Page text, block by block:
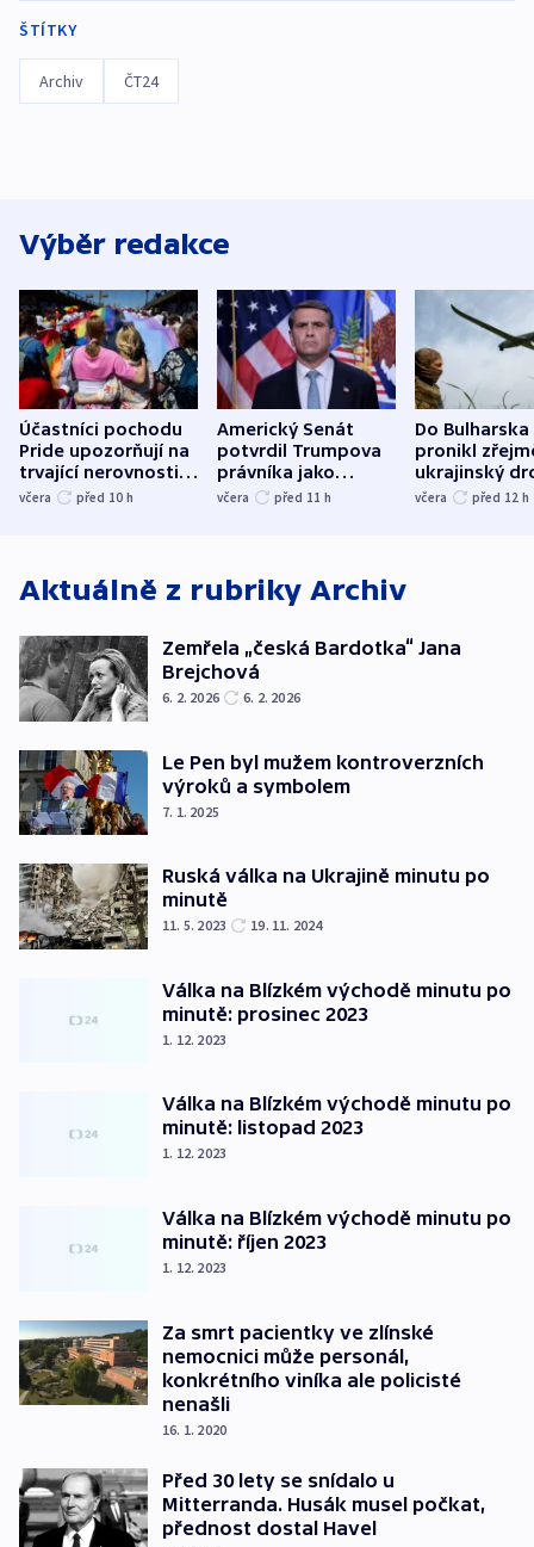
ŠTÍTKY
Archiv ČT24
Výběr redakce
Účastníci pochodu
Pride upozorňují na
trvající nerovnosti i
společenskou
včera před 10 h
Americký Senát
potvrdil Trumpova
právníka jako
ministra
včera před 11 h
Do Bulharska
pronikl
ukrajinský
explodoval
včera před 12 h
Aktuálně z rubriky Archiv
Zemřela „česká Bardotka“ Jana
Brejchová
6. 2. 2026 6. 2. 2026
Le Pen byl mužem kontroverzních
výroků a symbolem
7. 1. 2025
Ruská válka na Ukrajině minutu po
minutě
11. 5. 2023 19. 11. 2024
Válka na Blízkém východě minutu po
minutě: prosinec 2023
1. 12. 2023
Válka na Blízkém východě minutu po
minutě: listopad 2023
1. 12. 2023
Válka na Blízkém východě minutu po
minutě: říjen 2023
1. 12. 2023
Za smrt pacientky ve zlínské
nemocnici může personál,
konkrétního viníka ale policisté
nenašli
16. 1. 2020
Před 30 lety se snídalo u
Mitterranda. Husák musel počkat,
přednost dostal Havel